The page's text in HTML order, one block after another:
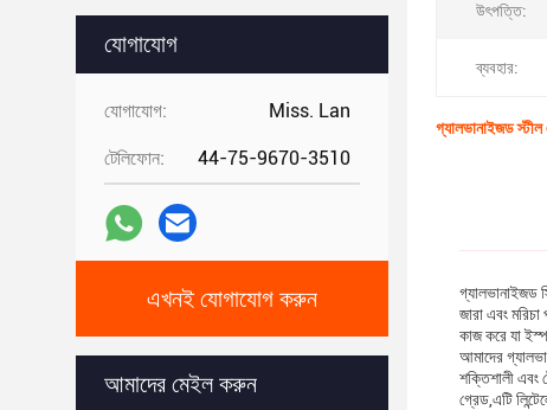
যোগাযোগ
যোগাযোগ: Miss. Lan
টেলিফোন: 44-75-9670-3510
এখনই যোগাযোগ করুন
আমাদের মেইল করুন
উৎপত্তি:
ব্যবহার:
গ্যালভানাইজড স্টীল
গ্যালভানাইজড
জারা এবং
কাজ করে যা
আমাদের
শক্তিশালী এবং
গ্রেড,এটি